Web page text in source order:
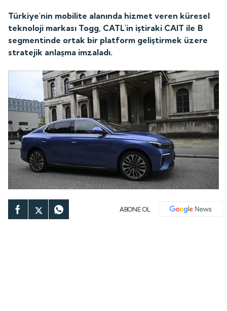
Türkiye'nin mobilite alanında hizmet veren küresel
teknoloji markası Togg, CATL'in iştiraki CAIT ile B
segmentinde ortak bir platform geliştirmek üzere
stratejik anlaşma imzaladı.
ABONE OL